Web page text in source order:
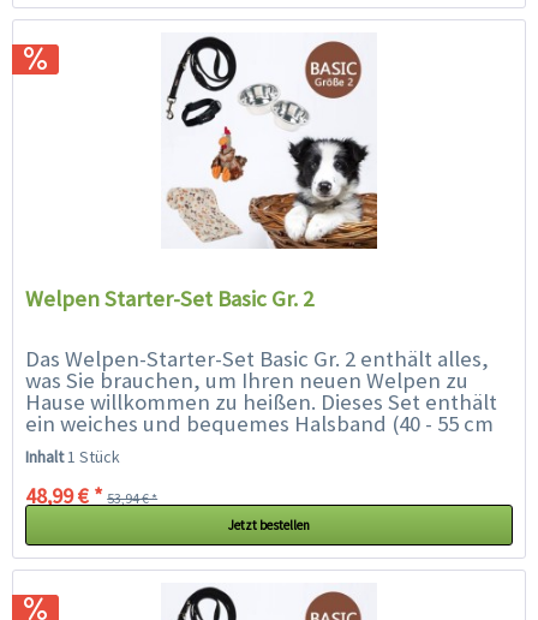
Welpen Starter-Set Basic Gr. 2
Das Welpen-Starter-Set Basic Gr. 2 enthält alles,
was Sie brauchen, um Ihren neuen Welpen zu
Hause willkommen zu heißen. Dieses Set enthält
ein weiches und bequemes Halsband (40 - 55 cm
geeignet für Rassen wie...
Inhalt1 Stück
48,99 € * 53,94 € *
Jetzt bestellen